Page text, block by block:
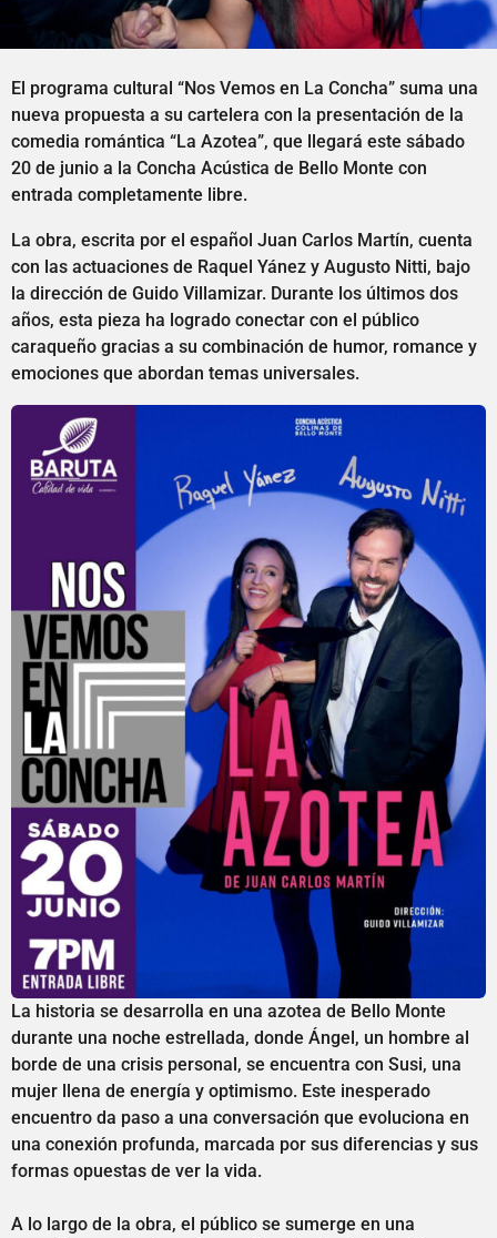
El programa cultural “Nos Vemos en La Concha” suma una
nueva propuesta a su cartelera con la presentación de la
comedia romántica “La Azotea”, que llegará este sábado
20 de junio a la Concha Acústica de Bello Monte con
entrada completamente libre.
La obra, escrita por el español Juan Carlos Martín, cuenta
con las actuaciones de Raquel Yánez y Augusto Nitti, bajo
la dirección de Guido Villamizar. Durante los últimos dos
años, esta pieza ha logrado conectar con el público
caraqueño gracias a su combinación de humor, romance y
emociones que abordan temas universales.
La historia se desarrolla en una azotea de Bello Monte
durante una noche estrellada, donde Ángel, un hombre al
borde de una crisis personal, se encuentra con Susi, una
mujer llena de energía y optimismo. Este inesperado
encuentro da paso a una conversación que evoluciona en
una conexión profunda, marcada por sus diferencias y sus
formas opuestas de ver la vida.
A lo largo de la obra, el público se sumerge en una